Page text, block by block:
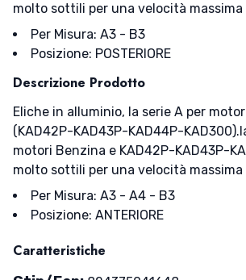
molto sottili per una velocità massima
Per Misura: A3 - B3
Posizione: POSTERIORE
Descrizione Prodotto
Eliche in alluminio, la serie A per
(KAD42P-KAD43P-KAD44P-
motori Benzina e KAD42P-KAD43P-
molto sottili per una velocità massima
Per Misura: A3 - A4 - B3
Posizione: ANTERIORE
Caratteristiche